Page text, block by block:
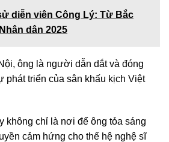
diễn viên Công Lý: Từ Bắc
dân 2025
ông là người dẫn dắt và đóng
phát triển của sân khấu kịch Việt
không chỉ là nơi để ông tỏa sáng
cảm hứng cho thế hệ nghệ sĩ